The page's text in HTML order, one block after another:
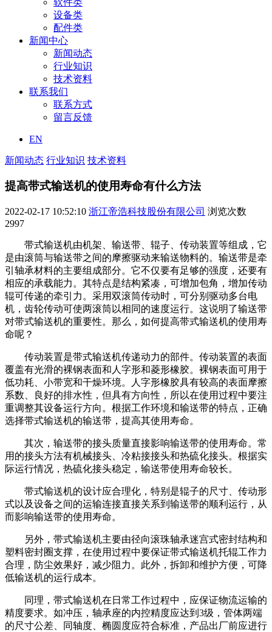
设备类
配件类
新闻中心
新闻动态
行业知识
技术资料
联系我们
联系方式
留言反馈
EN
新闻动态 行业知识 技术资料
提高带式输送机的使用寿命有什么方法
2022-02-17 10:52:10 浙江帝浩科技股份有限公司 浏览次数
2997
带式输送机由机架、输送带、辊子、传动装置等组成，它
是由滚筒与输送带之间的摩擦驱动来输送物料的。输送带是牵
引轴承材料的主要组成部分。它不仅要有足够的强度，还要有
相应的承载能力。其特点是结构紧凑，可增加包角，增加传动
辊可传递的牵引力。采用双滚筒传动时，可分别驱动多台电
机，齿轮传动可使两滚筒以相同的速度运行。这说明了输送带
对带式输送机的重要性。那么，如何提高带式输送机的使用寿
命呢？
传动装置是带式输送机传递动力的部件。传动装置的表面
覆盖有光滑的裸钢表面和人字形和菱形橡胶。裸钢表面可用于
低功耗、小带宽和干燥环境。人字形橡胶具有较高的表面摩擦
系数、良好的排水性，但具有方向性，所以在使用过程中要注
重调整其设备运行方向。根据工作环境和输送带的特点，正确
选择带式输送机的输送带，提高其使用寿命。
其次，输送带的接头质量直接影响输送带的使用寿命。常
用的接头方法有机械接头、冷粘接接头和热硫化接头。根据实
际运行情况，热硫化接头稳定，输送带使用寿命较长。
带式输送机的设计应合理化，特别是辊子的尺寸、传动形
式以及设备之间的运输连接直接关系到输送带的顺利运行，从
而影响输送带的使用寿命。
另外，带式输送机主要由径向滚珠轴承迷宫式密封结构和
塑料密封圈支撑，在使用过程中要保证带式输送机托辊工作力
合理，防尘效果好，减少阻力。此外，拆卸和维护方便，可降
低输送机的运行成本。
同理，带式输送机在日常工作过程中，应保证物流运输的
精度要求。如冲压，轴承座的内控精度应达到3级，管体两端
的尺寸公差、同轴度、椭圆度应符合标准，产品出厂前应进行